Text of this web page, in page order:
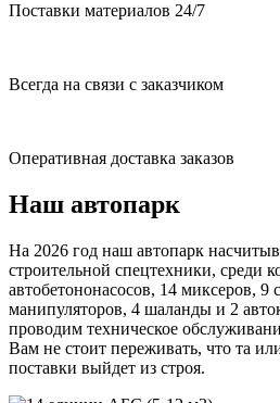
Поставки материалов 24/7
Всегда на связи с заказчиком
Оперативная доставка заказов
Наш автопарк
На 2026 год наш автопарк
строительной спецтехники, среди
автобетононасосов, 14 миксеров, 9
манипуляторов, 4 шаланды и 2
проводим техническое
Вам не стоит переживать, что та
поставки выйдет из строя.